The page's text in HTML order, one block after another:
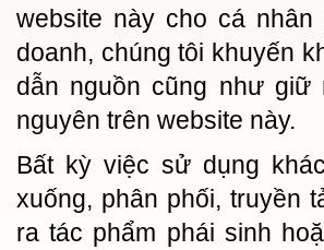
website này cho cá
doanh, chúng tôi khuyến
dẫn nguồn cũng như giữ
nguyên trên website này.
Bất kỳ việc sử dụng
xuống, phân phối, truyền
ra tác phẩm phái sinh